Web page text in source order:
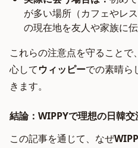
が多い場所（カフェやレ
の現在地を友人や家族に
これらの注意点を守ること
心してウィッピーでの素晴ら
きます。
結論：WIPPYで理想の日韓交
この記事を通じて、なぜ